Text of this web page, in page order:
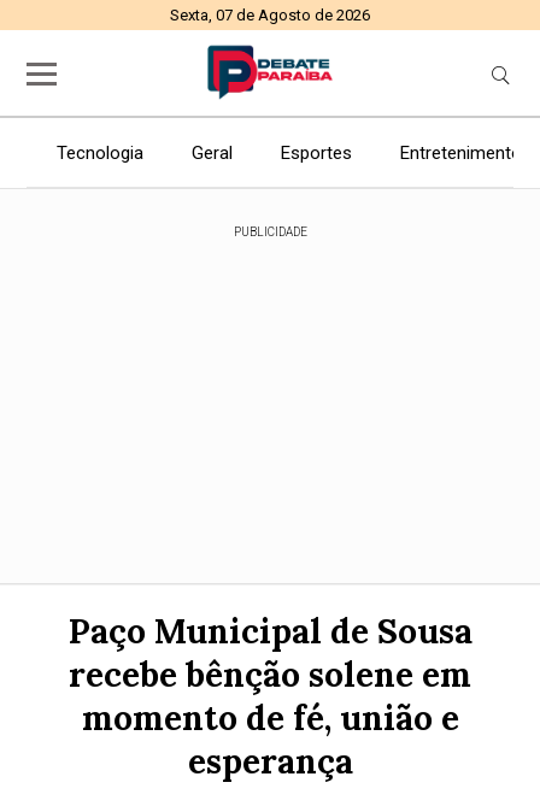
Sexta, 07 de Agosto de 2026
Tecnologia Geral Esportes Entretenimento
PUBLICIDADE
Paço Municipal de Sousa
recebe bênção solene em
momento de fé, união e
esperança